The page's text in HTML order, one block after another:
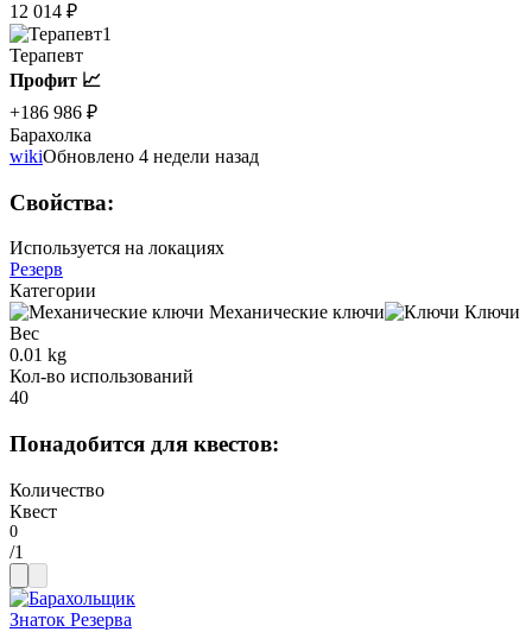
12 014 ₽
1
Терапевт
Профит 📈
+186 986 ₽
Барахолка
wikiОбновлено 4 недели назад
Свойства:
Используется на локациях
Резерв
Категории
Механические ключи
Ключи
Вес
0.01 kg
Кол-во использований
40
Понадобится для квестов:
Количество
Квест
/1
Знаток Резерва